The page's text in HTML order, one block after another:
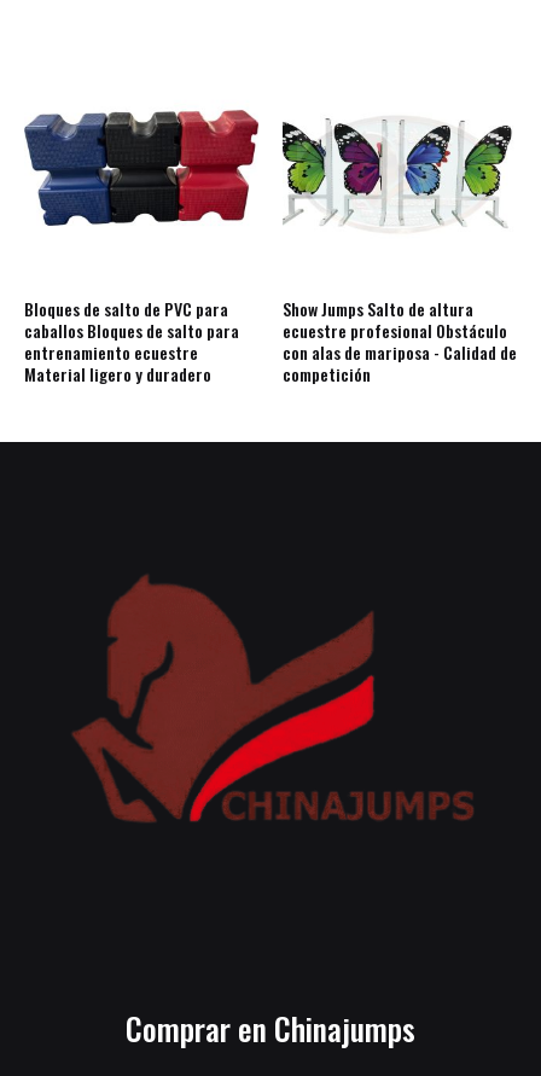
Bloques de salto de PVC para
caballos Bloques de salto para
entrenamiento ecuestre
Material ligero y duradero
Show Jumps Salto de altura
ecuestre profesional Obstáculo
con alas de mariposa - Calidad de
competición
Comprar en Chinajumps